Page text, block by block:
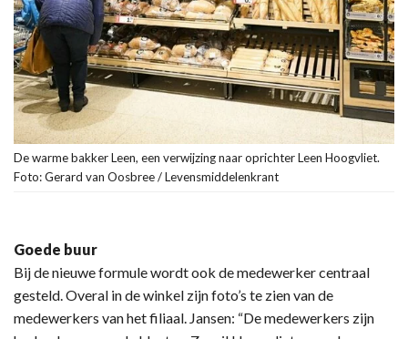
De warme bakker Leen, een verwijzing naar oprichter Leen Hoogvliet.
Foto: Gerard van Oosbree / Levensmiddelenkrant
Goede buur
Bij de nieuwe formule wordt ook de medewerker centraal
gesteld. Overal in de winkel zijn foto’s te zien van de
medewerkers van het filiaal. Jansen: “De medewerkers zijn